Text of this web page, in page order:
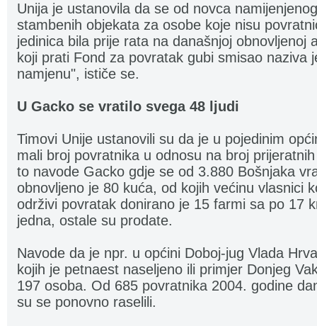
Unija je ustanovila da se od novca
stambenih objekata za osobe koje nisu
jedinica bila prije rata na današnjoj obnovljenoj
koji prati Fond za povratak gubi smisao naziva
namjenu", ističe se.
U Gacko se vratilo svega 48 ljudi
Timovi Unije ustanovili su da je u pojedinim
mali broj povratnika u odnosu na broj
to navode Gacko gdje se od 3.880 Bošnjaka
obnovljeno je 80 kuća, od kojih većinu vlasnici
održivi povratak donirano je 15 farmi sa po 17
jedna, ostale su prodate.
Navode da je npr. u općini Doboj-jug Vlada
kojih je petnaest naseljeno ili primjer Donjeg
197 osoba. Od 685 povratnika 2004. godine
su se ponovno raselili.